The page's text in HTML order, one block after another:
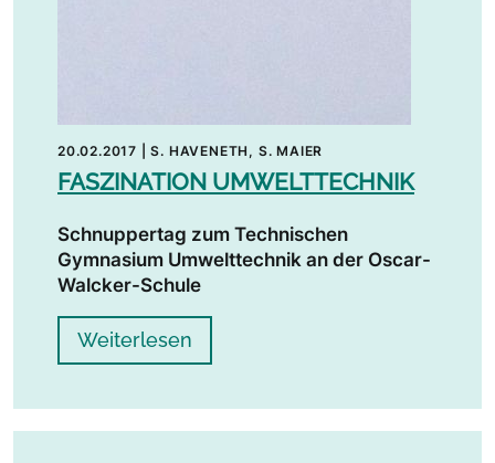
20.02.2017 |S. HAVENETH, S. MAIER
FASZINATION UMWELTTECHNIK
Schnuppertag zum Technischen
Gymnasium Umwelttechnik an der Oscar-
Walcker-Schule
Weiterlesen